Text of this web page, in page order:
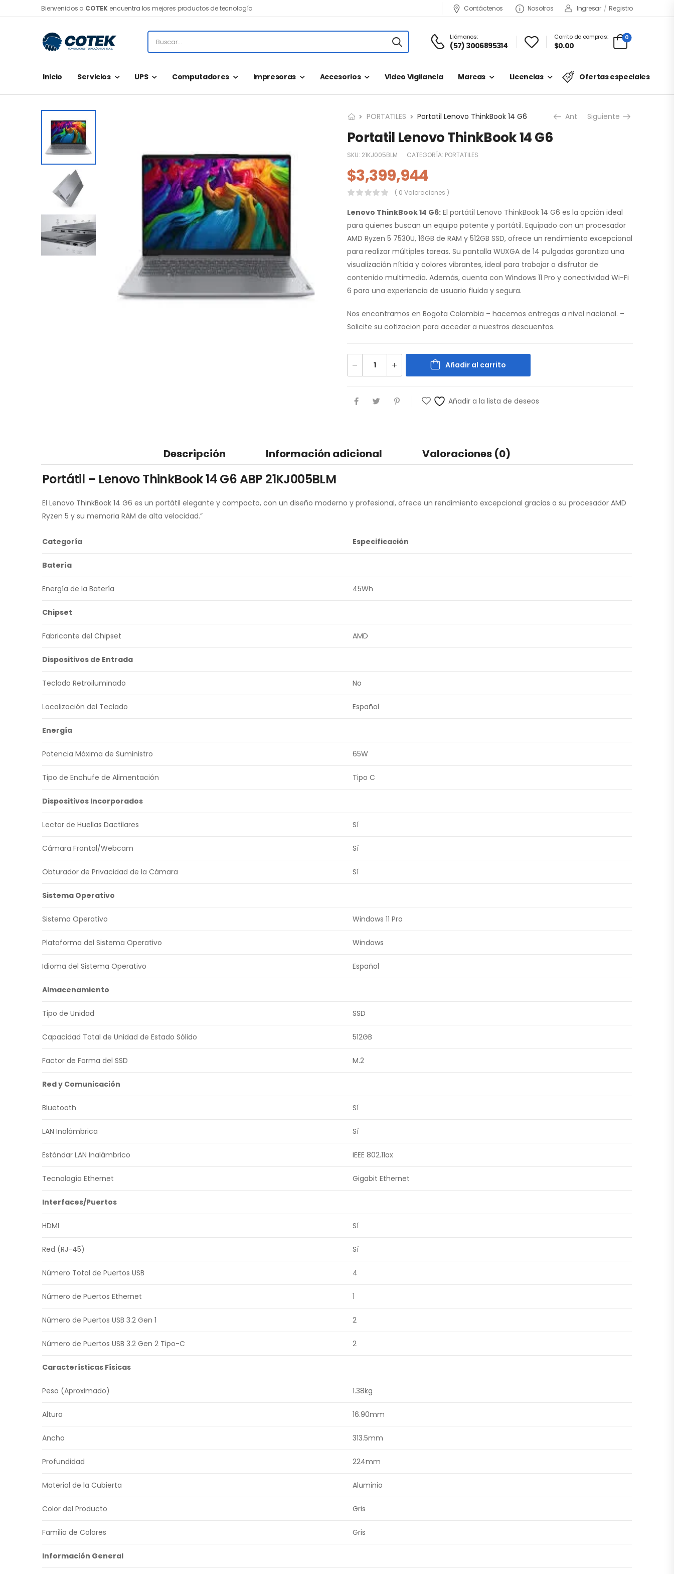
Bienvenidos a COTEK encuentra los mejores productos de tecnología Contáctenos Nosotros Ingresar / Registro
Llámanos:
(57) 3006895314
Carrito de compras:
$0.00
0
Inicio Servicios UPS Computadores Impresoras Accesorios Video Vigilancia Marcas Licencias Ofertas especiales
PORTATILES Portatil Lenovo ThinkBook 14 G6 Ant Siguiente
Portatil Lenovo ThinkBook 14 G6
SKU: 21KJ005BLM CATEGORÍA: PORTATILES
$3,399,944
( 0 Valoraciones )
Lenovo ThinkBook 14 G6: El portátil Lenovo ThinkBook 14 G6 es la opción ideal
para quienes buscan un equipo potente y portátil. Equipado con un procesador
AMD Ryzen 5 7530U, 16GB de RAM y 512GB SSD, ofrece un rendimiento excepcional
para realizar múltiples tareas. Su pantalla WUXGA de 14 pulgadas garantiza una
visualización nítida y colores vibrantes, ideal para trabajar o disfrutar de
contenido multimedia. Además, cuenta con Windows 11 Pro y conectividad Wi-Fi
6 para una experiencia de usuario fluida y segura.
Nos encontramos en Bogota Colombia – hacemos entregas a nivel nacional. –
Solicite su cotizacion para acceder a nuestros descuentos.
Añadir al carrito
Añadir a la lista de deseos
Descripción Información adicional Valoraciones (0)
Portátil – Lenovo ThinkBook 14 G6 ABP 21KJ005BLM
El Lenovo ThinkBook 14 G6 es un portátil elegante y compacto, con un diseño moderno y profesional, ofrece un rendimiento excepcional gracias a su procesador AMD
Ryzen 5 y su memoria RAM de alta velocidad.”
Categoría Especificación
Batería
Energía de la Batería 45Wh
Chipset
Fabricante del Chipset AMD
Dispositivos de Entrada
Teclado Retroiluminado No
Localización del Teclado Español
Energía
Potencia Máxima de Suministro 65W
Tipo de Enchufe de Alimentación Tipo C
Dispositivos Incorporados
Lector de Huellas Dactilares Sí
Cámara Frontal/Webcam Sí
Obturador de Privacidad de la Cámara Sí
Sistema Operativo
Sistema Operativo Windows 11 Pro
Plataforma del Sistema Operativo Windows
Idioma del Sistema Operativo Español
Almacenamiento
Tipo de Unidad SSD
Capacidad Total de Unidad de Estado Sólido 512GB
Factor de Forma del SSD M.2
Red y Comunicación
Bluetooth Sí
LAN Inalámbrica Sí
Estándar LAN Inalámbrico IEEE 802.11ax
Tecnología Ethernet Gigabit Ethernet
Interfaces/Puertos
HDMI Sí
Red (RJ-45) Sí
Número Total de Puertos USB 4
Número de Puertos Ethernet 1
Número de Puertos USB 3.2 Gen 1 2
Número de Puertos USB 3.2 Gen 2 Tipo-C 2
Características Físicas
Peso (Aproximado) 1.38kg
Altura 16.90mm
Ancho 313.5mm
Profundidad 224mm
Material de la Cubierta Aluminio
Color del Producto Gris
Familia de Colores Gris
Información General